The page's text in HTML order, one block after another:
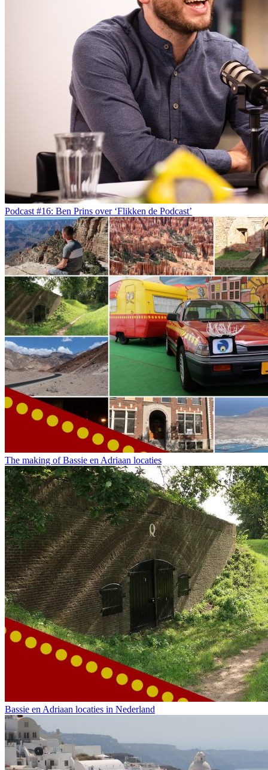
Podcast #16: Ben Prins over ‘Flikken de Podcast’
The making of Bassie en Adriaan locaties
Bassie en Adriaan locaties in Nederland